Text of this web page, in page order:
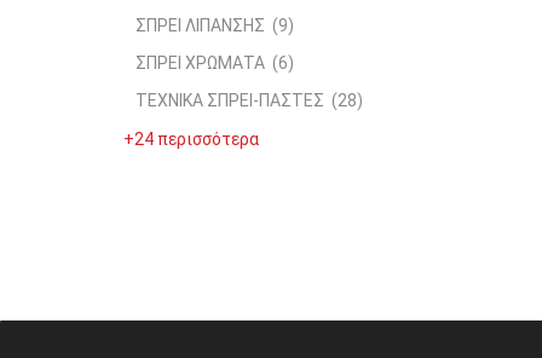
ΣΠΡΕΙ ΛΙΠΑΝΣΗΣ (9)
ΣΠΡΕΙ ΧΡΩΜΑΤΑ (6)
ΤΕΧΝΙΚΑ ΣΠΡΕΙ-ΠΑΣΤΕΣ (28)
+24 περισσότερα